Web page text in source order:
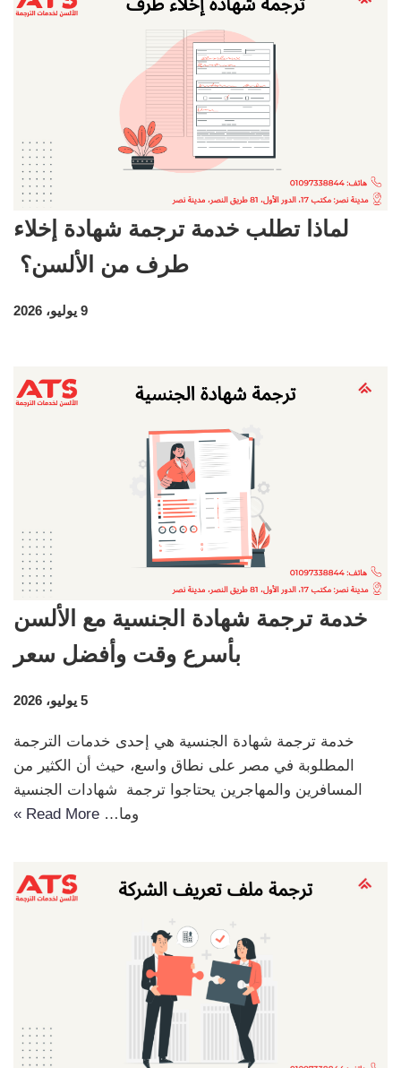
لماذا تطلب خدمة ترجمة شهادة إخلاء
طرف من الألسن؟
9 يوليو، 2026
خدمة ترجمة شهادة الجنسية مع الألسن
بأسرع وقت وأفضل سعر
5 يوليو، 2026
خدمة ترجمة شهادة الجنسية هي إحدى خدمات الترجمة
المطلوبة في مصر على نطاق واسع، حيث أن الكثير من
المسافرين والمهاجرين يحتاجوا ترجمة شهادات الجنسية
وما… Read More »